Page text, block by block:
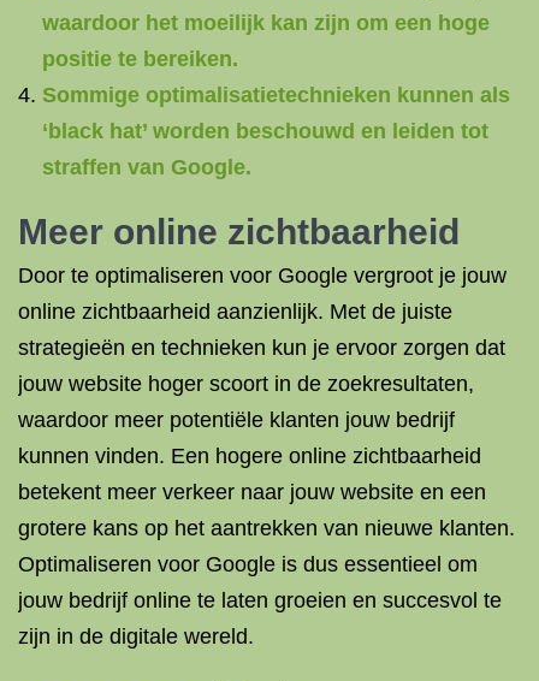
waardoor het moeilijk kan zijn om een hoge
positie te bereiken.
Sommige optimalisatietechnieken kunnen als
‘black hat’ worden beschouwd en leiden tot
straffen van Google.
Meer online zichtbaarheid
Door te optimaliseren voor Google vergroot je jouw
online zichtbaarheid aanzienlijk. Met de juiste
strategieën en technieken kun je ervoor zorgen dat
jouw website hoger scoort in de zoekresultaten,
waardoor meer potentiële klanten jouw bedrijf
kunnen vinden. Een hogere online zichtbaarheid
betekent meer verkeer naar jouw website en een
grotere kans op het aantrekken van nieuwe klanten.
Optimaliseren voor Google is dus essentieel om
jouw bedrijf online te laten groeien en succesvol te
zijn in de digitale wereld.